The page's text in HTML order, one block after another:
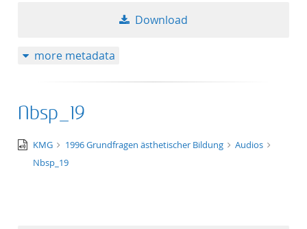
50
Download
more metadata
Nbsp_19
audio/x-
wav
KMG 1996 Grundfragen ästhetischer Bildung
Audios
Nbsp_19